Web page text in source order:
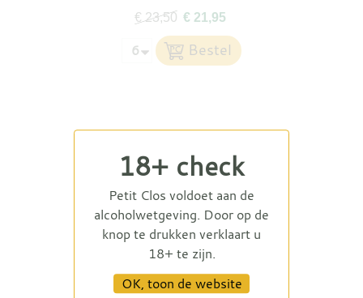
€ 23,50 € 21,95
18+ check
Petit Clos voldoet aan de
alcoholwetgeving. Door op de
knop te drukken verklaart u
18+ te zijn.
OK, toon de website